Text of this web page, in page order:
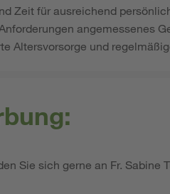
Zeit für ausreichend
angemessenes
Altersvorsorge und
Sie sich gerne an Fr. Sabine